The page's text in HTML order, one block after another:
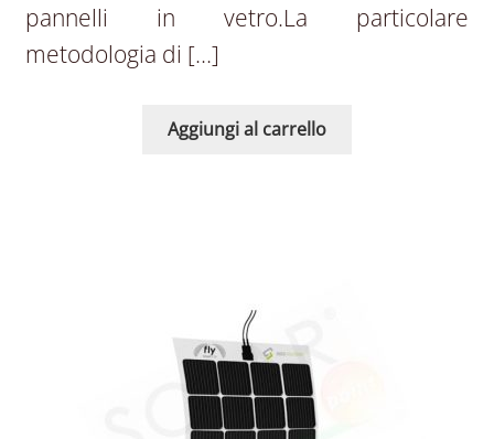
pannelli in vetro.La particolare
metodologia di […]
Aggiungi al carrello